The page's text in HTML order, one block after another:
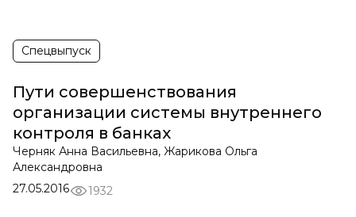
Спецвыпуск
Пути совершенствования
организации системы внутреннего
контроля в банках
Черняк Анна Васильевна, Жарикова Ольга
Александровна
27.05.2016
1932